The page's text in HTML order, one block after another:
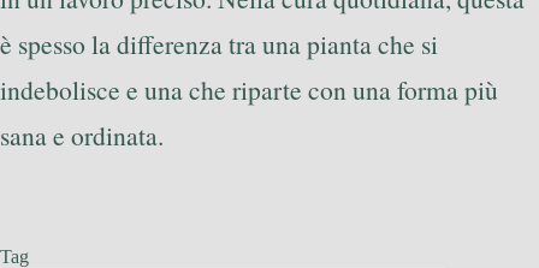
è spesso la differenza tra una pianta che si
indebolisce e una che riparte con una forma più
sana e ordinata.
Tag